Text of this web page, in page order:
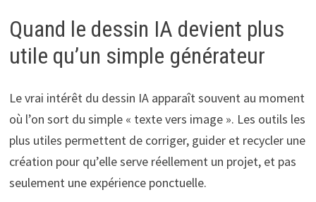
Quand le dessin IA devient plus
utile qu’un simple générateur
Le vrai intérêt du dessin IA apparaît souvent au moment
où l’on sort du simple « texte vers image ». Les outils les
plus utiles permettent de corriger, guider et recycler une
création pour qu’elle serve réellement un projet, et pas
seulement une expérience ponctuelle.